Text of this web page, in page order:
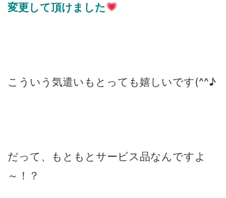
変更して頂けました
こういう気遣いもとっても嬉しいです(^^♪
だって、もともとサービス品なんですよ
～！？